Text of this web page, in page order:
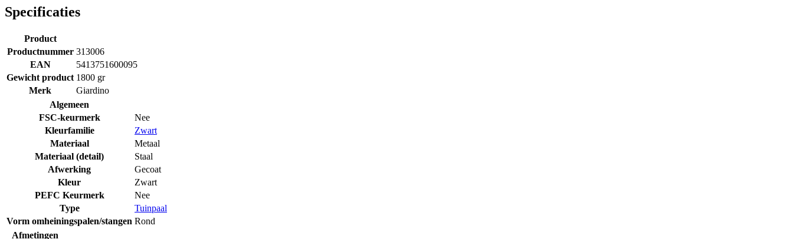
Specificaties
Product
Productnummer 313006
EAN
5413751600095
Gewicht product 1800 gr
Merk
Giardino
Algemeen
FSC-keurmerk
Nee
Kleurfamilie
Zwart
Materiaal
Metaal
Materiaal (detail)
Staal
Afwerking
Gecoat
Kleur
Zwart
PEFC Keurmerk
Nee
Type
Tuinpaal
Vorm omheiningspalen/stangen Rond
Afmetingen